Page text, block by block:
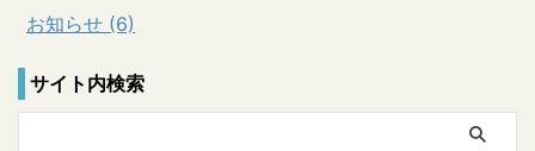
お知らせ (6)
サイト内検索